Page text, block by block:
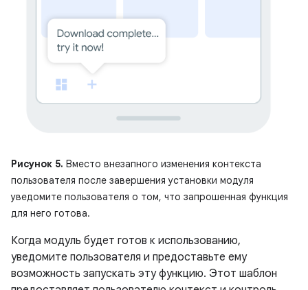
Рисунок 5. Вместо внезапного изменения контекста
пользователя после завершения установки модуля
уведомите пользователя о том, что запрошенная функция
для него готова.
Когда модуль будет готов к использованию,
уведомите пользователя и предоставьте ему
возможность запускать эту функцию. Этот шаблон